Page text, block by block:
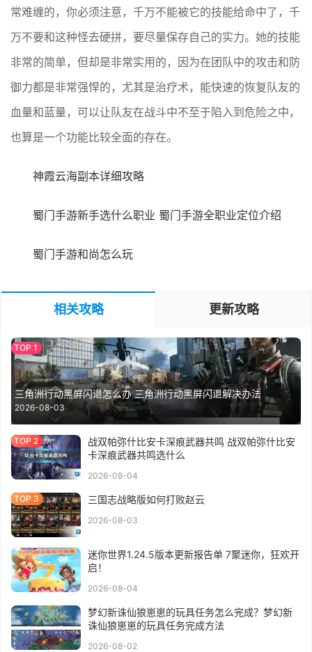
常难缠的，你必须注意，千万不能被它的技能给命中了，千
万不要和这种怪去硬拼，要尽量保存自己的实力。她的技能
非常的简单，但却是非常实用的，因为在团队中的攻击和防
御力都是非常强悍的，尤其是治疗术，能快速的恢复队友的
血量和蓝量，可以让队友在战斗中不至于陷入到危险之中，
也算是一个功能比较全面的存在。
神霞云海副本详细攻略
蜀门手游新手选什么职业 蜀门手游全职业定位介绍
蜀门手游和尚怎么玩
相关攻略 更新攻略
三角洲行动黑屏闪退怎么办 三角洲行动黑屏闪退解决办法
2026-08-03
战双帕弥什比安卡深痕武器共鸣 战双帕弥什比安
卡深痕武器共鸣选什么
2026-08-04
三国志战略版如何打败赵云
2026-08-03
迷你世界1.24.5版本更新报告单 7聚迷你，狂欢开
启！
2026-08-04
梦幻新诛仙狼崽崽的玩具任务怎么完成？梦幻新
诛仙狼崽崽的玩具任务完成方法
2026-08-02